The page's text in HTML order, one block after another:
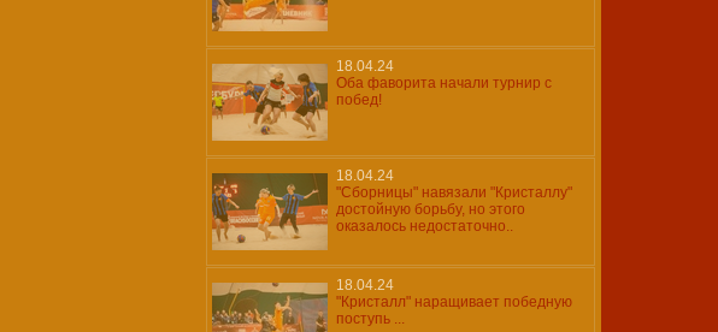
18.04.24
Оба фаворита начали турнир с
побед!
18.04.24
"Сборницы" навязали "Кристаллу"
достойную борьбу, но этого
оказалось недостаточно..
18.04.24
"Кристалл" наращивает победную
поступь ...